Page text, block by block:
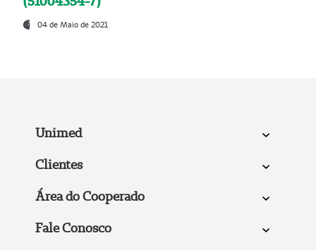
04 de Maio de 2021
Unimed
Clientes
Área do Cooperado
Fale Conosco